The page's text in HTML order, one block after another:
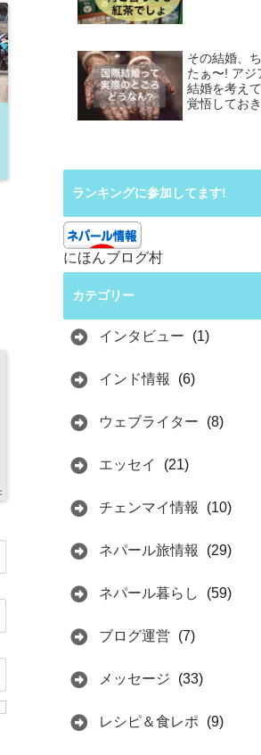
その結婚、
たぁ〜! アジ
結婚を考え
覚悟してお
ランキングに参加してます!
にほんブログ村
カテゴリー
インタビュー (1)
インド情報 (6)
ウェブライター (8)
エッセイ (21)
チェンマイ情報 (10)
ネパール旅情報 (29)
ネパール暮らし (59)
ブログ運営 (7)
メッセージ (33)
レシピ＆食レポ (9)